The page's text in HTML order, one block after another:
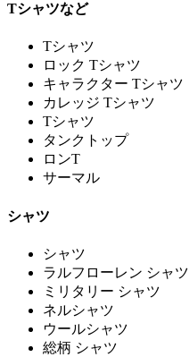
Tシャツなど
Tシャツ
ロック Tシャツ
キャラクター Tシャツ
カレッジ Tシャツ
Tシャツ
タンクトップ
ロンT
サーマル
シャツ
シャツ
ラルフローレン シャツ
ミリタリー シャツ
ネルシャツ
ウールシャツ
総柄 シャツ